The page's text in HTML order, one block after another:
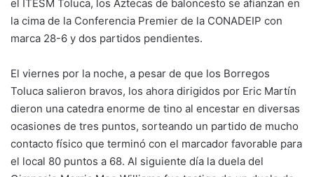
el ITESM Toluca, los Aztecas de baloncesto se afianzan en
la cima de la Conferencia Premier de la CONADEIP con
marca 28-6 y dos partidos pendientes.
El viernes por la noche, a pesar de que los Borregos
Toluca salieron bravos, los ahora dirigidos por Eric Martín
dieron una catedra enorme de tino al encestar en diversas
ocasiones de tres puntos, sorteando un partido de mucho
contacto físico que terminó con el marcador favorable para
el local 80 puntos a 68. Al siguiente día la duela del